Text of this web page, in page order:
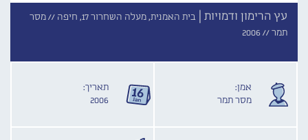
עץ הרימון ודמויות | בית האמנית, מעלה השחרור 17, חיפה //
מסר
תמר //2006
אמן:
מסר תמר
תאריך:
2006